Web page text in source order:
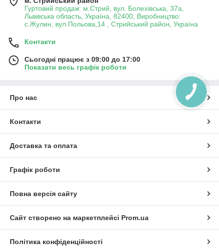
Гуртовий продаж: м.Стрий, вул. Болехівська, 37а,
Львівська область, Україна, 82400, Виробництво:
с.Жулин, вул.Польова,14 , Стрийський район, Україна
Контакти
Сьогодні працює з 09:00 до 17:00
Показати весь графік роботи
Про нас
Контакти
Доставка та оплата
Графік роботи
Повна версія сайту
Сайт створено на маркетплейсі Prom.ua
Політика конфіденційності